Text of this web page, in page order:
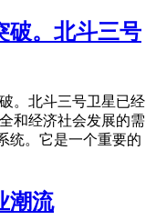
破。北斗三号
。北斗三号卫星已经
和经济社会发展的需
统。它是一个重要的
潮流